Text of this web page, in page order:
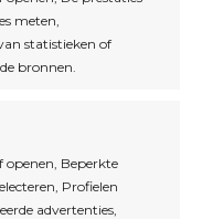
meten,
statistieken of
bronnen.
openen, Beperkte
Profielen
advertenties,